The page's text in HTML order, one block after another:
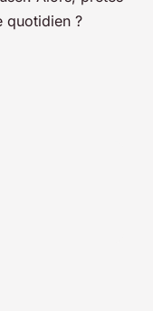
quotidien ?